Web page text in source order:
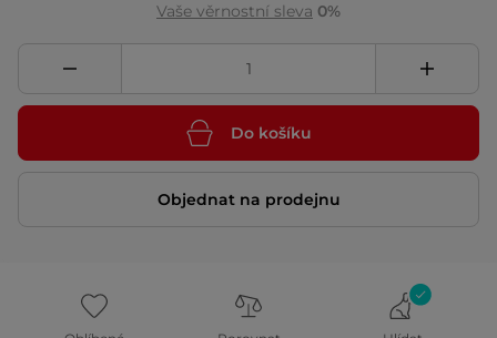
Vaše věrnostní sleva 0%
Do košíku
Objednat na prodejnu